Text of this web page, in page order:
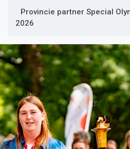
Provincie partner Special
2026